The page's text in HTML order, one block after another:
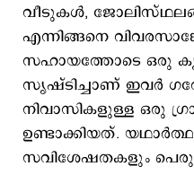
വീടുകൾ,
എന്നിങ്ങനെ
സഹായത്തോടെ ഒരു
സൃഷ്ടിച്ചാണ് ഇവർ
നിവാസികളുള്ള ഒരു
ഉണ്ടാക്കിയത്.
സവിശേഷതകളും